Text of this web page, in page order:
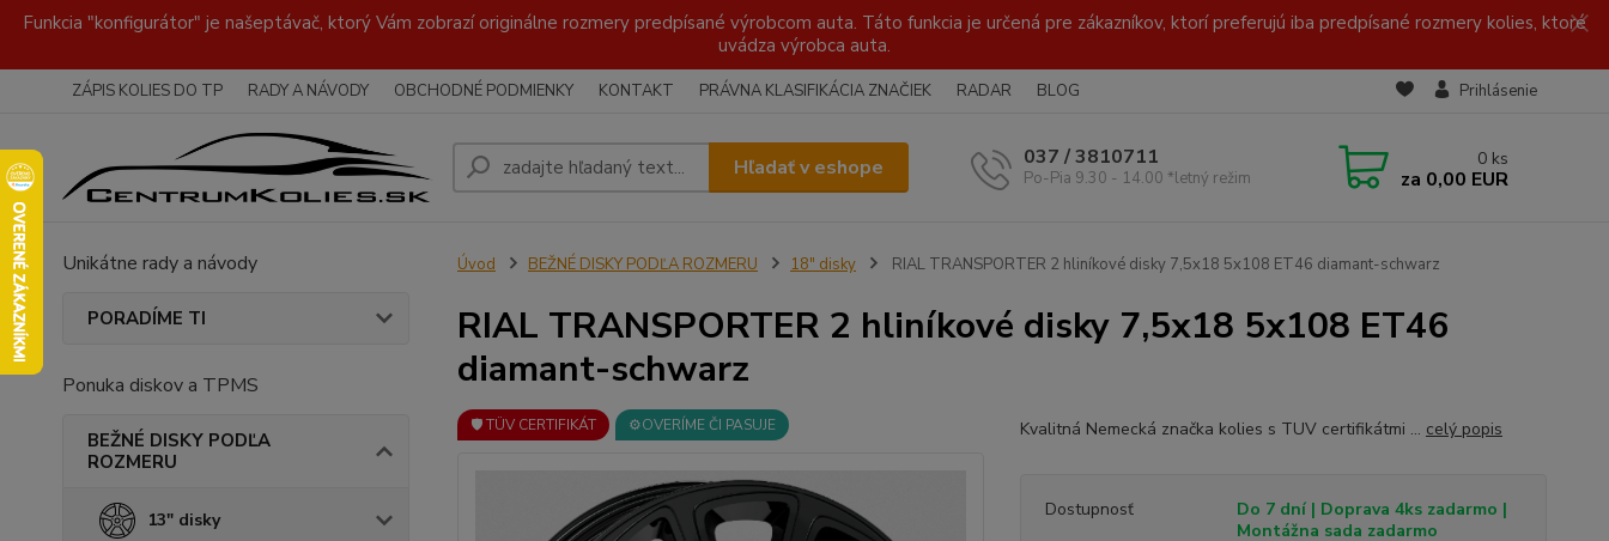
Funkcia "konfigurátor" je našeptávač, ktorý Vám zobrazí originálne rozmery predpísané výrobcom auta. Táto funkcia je určená pre zákazníkov, ktorí preferujú iba predpísané rozmery kolies, ktoré
uvádza výrobca auta.
ZÁPIS KOLIES DO TP RADY A NÁVODY OBCHODNÉ PODMIENKY KONTAKT PRÁVNA KLASIFIKÁCIA ZNAČIEK RADAR BLOG Prihlásenie
Hľadať v eshope 037 / 3810711
Po-Pia 9.30 - 14.00 *letný režim
0 ks
za 0,00 EUR
Unikátne rady a návody
PORADÍME TI
Ponuka diskov a TPMS
BEŽNÉ DISKY PODĽA
ROZMERU
13" disky
Úvod BEŽNÉ DISKY PODĽA ROZMERU 18" disky RIAL TRANSPORTER 2 hliníkové disky 7,5x18 5x108 ET46 diamant-schwarz
RIAL TRANSPORTER 2 hliníkové disky 7,5x18 5x108 ET46
diamant-schwarz
🛡️ TÜV CERTIFIKÁT ⚙️OVERÍME ČI PASUJE Kvalitná Nemecká značka kolies s TUV certifikátmi ... celý popis
Dostupnosť
Do 7 dní | Doprava 4ks zadarmo |
Montážna sada zadarmo